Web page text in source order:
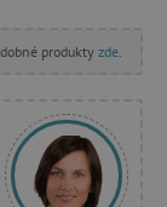
produkty zde